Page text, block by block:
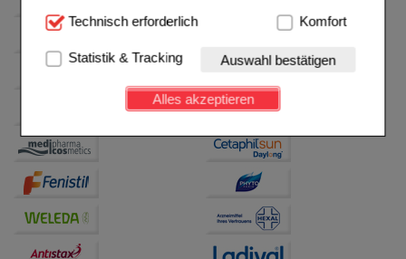
Technisch Notwendig:Hierbei handelt es sich um
Website notwendig sind (z.B. Navigation, Warenkorb,
Kundenkonto), weshalb auf diese nicht verzichtet
werden kann.
Einkaufserlebnis noch ansprechender zu gestalten,
beispielsweise für die Wiedererkennung des
Besuchers oder unsere Seite an bevorzugte
Verhaltensweisen (z.B. Spracheinstellung)
auch auf Ihre Bedürfnisse zugeschrittene Inhalte
anzuzeigen und unser Partnerprogramm zu
betreiben.
Technisch erforderlich Komfort
Statistik & Tracking Auswahl bestätigen
Alles akzeptieren